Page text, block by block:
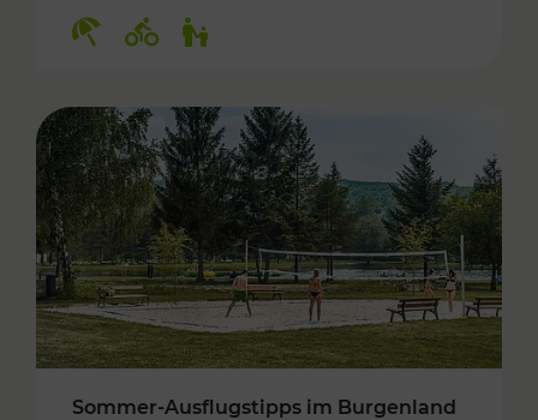
Sommer-Ausflugstipps im Burgenland